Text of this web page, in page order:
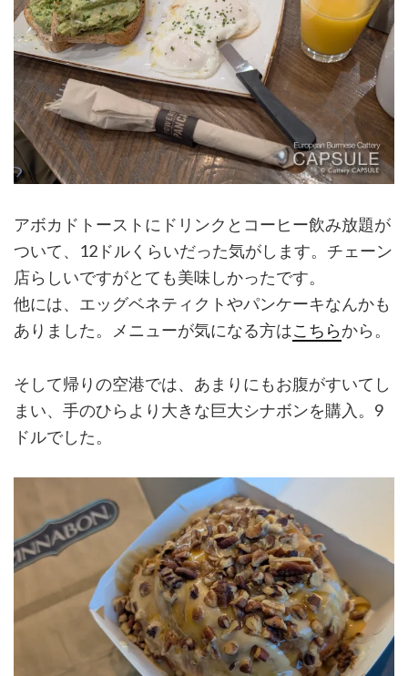
アボカドトーストにドリンクとコーヒー飲み放題が
ついて、12ドルくらいだった気がします。チェーン
店らしいですがとても美味しかったです。
他には、エッグベネティクトやパンケーキなんかも
ありました。メニューが気になる方はこちらから。
そして帰りの空港では、あまりにもお腹がすいてし
まい、手のひらより大きな巨大シナボンを購入。9
ドルでした。